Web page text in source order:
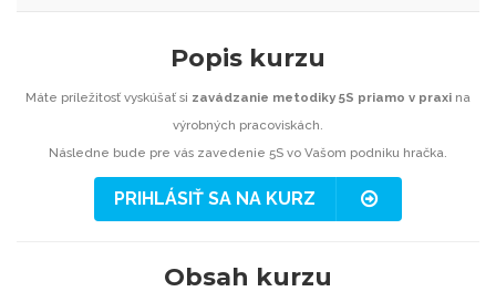
Popis kurzu
Máte príležitosť vyskúšať si zavádzanie metodiky 5S priamo v praxi na
výrobných pracoviskách.
Následne bude pre vás zavedenie 5S vo Vašom podniku hračka.
PRIHLÁSIŤ SA NA KURZ
Obsah kurzu